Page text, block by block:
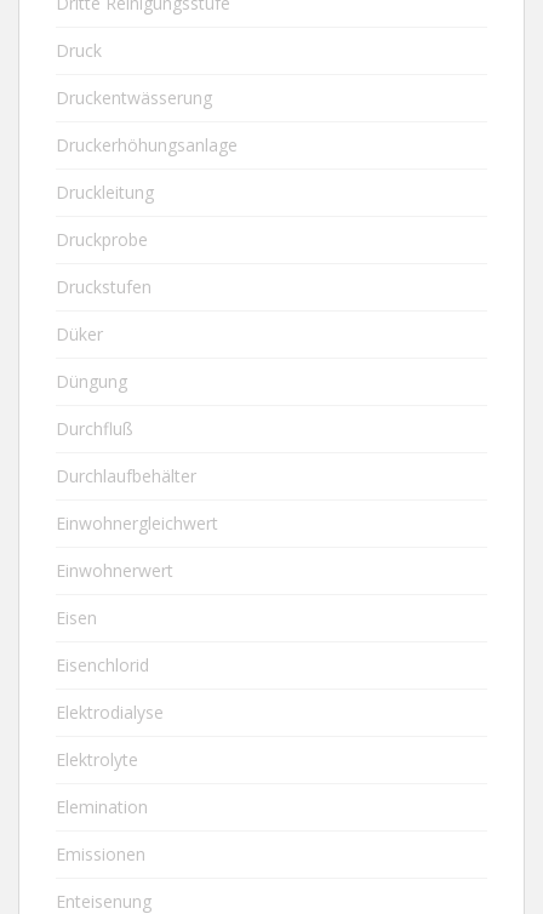
Druck
Druckentwässerung
Druckerhöhungsanlage
Druckleitung
Druckprobe
Druckstufen
Düker
Düngung
Durchfluß
Durchlaufbehälter
Einwohnergleichwert
Einwohnerwert
Eisen
Eisenchlorid
Elektrodialyse
Elektrolyte
Elemination
Emissionen
Enteisenung